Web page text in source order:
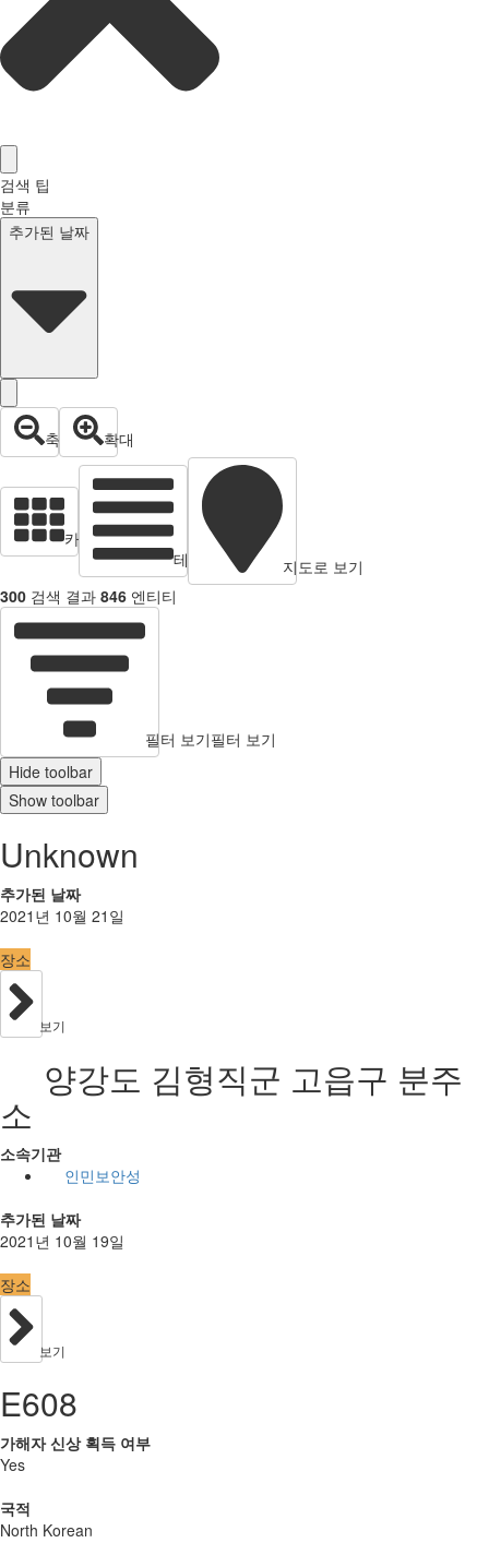
검색 팁
분류
추가된 날짜
축소 확대
카드 뷰
테이블 보기
지도로 보기
300 검색 결과 846 엔티티
필터 보기필터 보기
Hide toolbar
Show toolbar
Unknown
추가된 날짜
2021년 10월 21일
장소
보기
양강도 김형직군 고읍구 분주
소
소속기관
인민보안성
추가된 날짜
2021년 10월 19일
장소
보기
E608
가해자 신상 획득 여부
Yes
국적
North Korean